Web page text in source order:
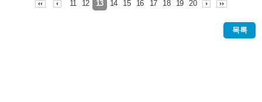
11 12 13 14 15 16 17 18 19 20
목록